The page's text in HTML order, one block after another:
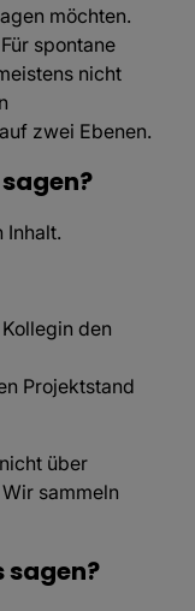
möchten.
spontane
nicht
zwei Ebenen.
Inhalt.
den
Projektstand
über
sammeln
sagen?